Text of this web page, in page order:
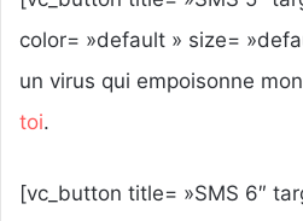
color= »default » size=
un virus qui empoisonne mon
toi.
[vc_button title= »SMS 6″